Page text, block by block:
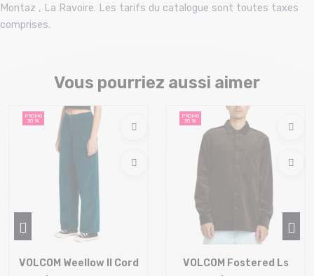
Montaz , La Ravoire. Les tarifs du catalogue sont toutes taxes
comprises.
Vous pourriez aussi aimer
PROMO
30 %
VOLCOM Weellow II Cord
PROMO
30 %
VOLCOM Fostered Ls